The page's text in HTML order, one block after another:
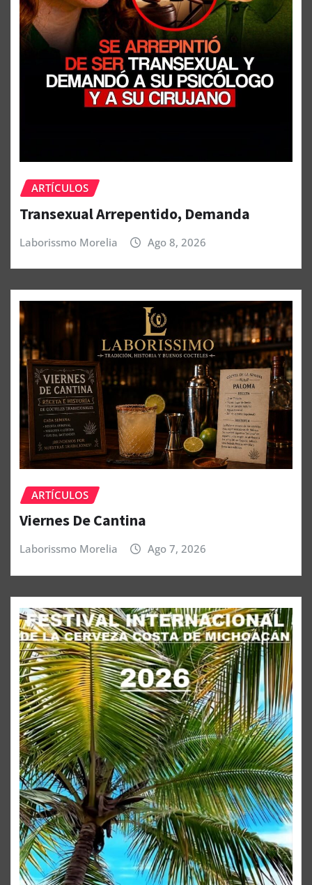
ARTÍCULOS
Transexual Arrepentido, Demanda
Laborissmo Morelia Ago 8, 2026
ARTÍCULOS
Viernes De Cantina
Laborissmo Morelia Ago 7, 2026